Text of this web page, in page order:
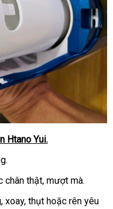
Htano Yui.
chân thật, mượt mà.
xoay, thụt hoặc rên yêu